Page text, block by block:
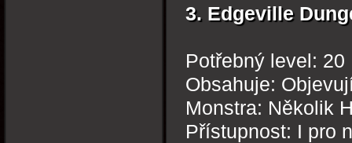
3. Edgeville
Potřebný level: 20
Obsahuje:
Monstra: Několik
Přístupnost: I pro